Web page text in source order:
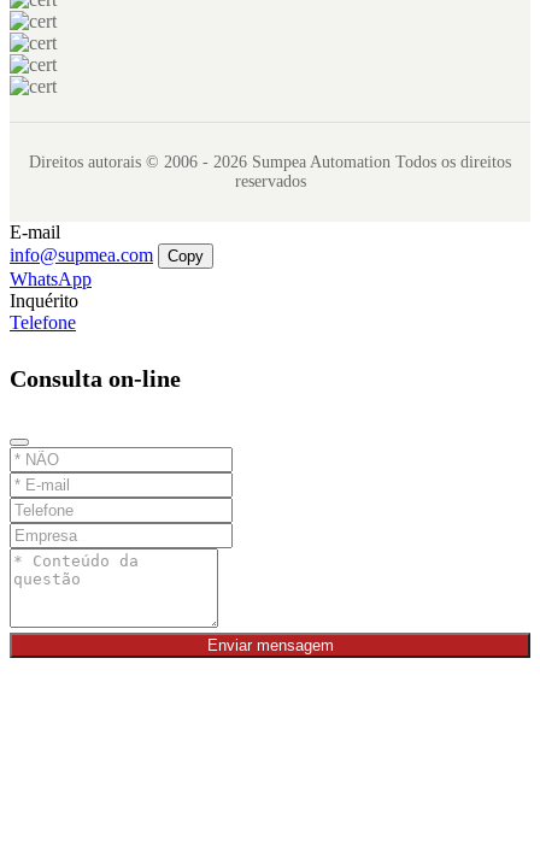
Direitos autorais © 2006 - 2026 Sumpea Automation Todos os direitos
reservados
E-mail
info@supmea.com
Copy
WhatsApp
Inquérito
Telefone
Consulta on-line
Enviar mensagem